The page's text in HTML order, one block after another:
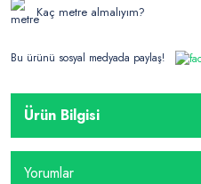
Kaç metre almalıyım?
Bu ürünü sosyal medyada paylaş!
Ürün Bilgisi
Yorumlar